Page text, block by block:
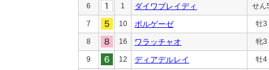
6 1 ダイワブレイディ せん
7 10 ボルゲーゼ 牡3
8 16 ワラッチャオ 牝3
9 12 ディアデルレイ 牡4